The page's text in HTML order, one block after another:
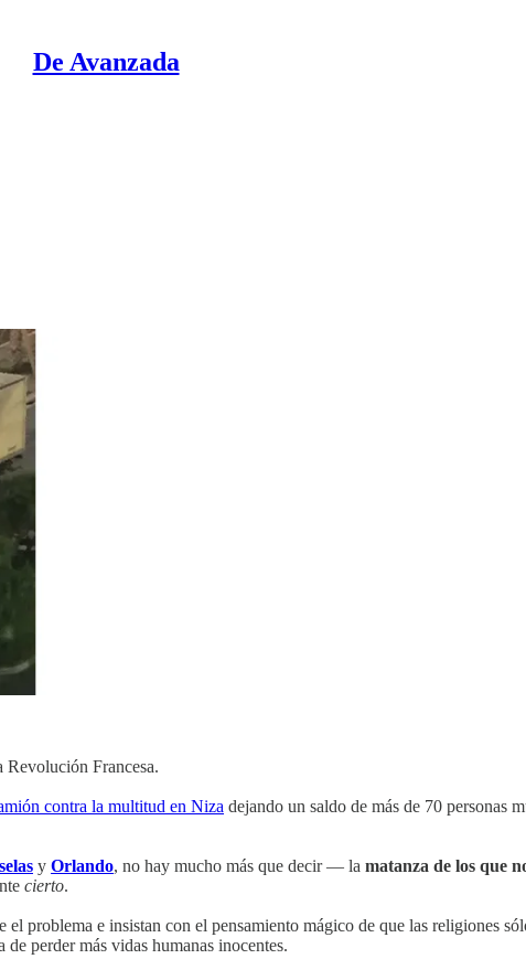
De Avanzada
Revolución Francesa.
contra la multitud en Niza dejando un saldo de más de 70 personas
y Orlando, no hay mucho más que decir — la matanza de los que
cierto.
problema e insistan con el pensamiento mágico de que las religiones
perder más vidas humanas inocentes.